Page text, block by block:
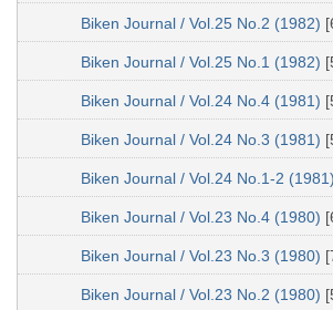
Biken Journal / Vol.25 No.2 (1982)
Biken Journal / Vol.25 No.1 (1982)
Biken Journal / Vol.24 No.4 (1981)
Biken Journal / Vol.24 No.3 (1981)
Biken Journal / Vol.24 No.1-2 (1981)
Biken Journal / Vol.23 No.4 (1980)
Biken Journal / Vol.23 No.3 (1980)
Biken Journal / Vol.23 No.2 (1980)